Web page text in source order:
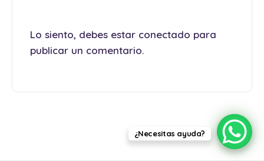
Lo siento, debes estar conectado para
publicar un comentario.
¿Necesitas ayuda?